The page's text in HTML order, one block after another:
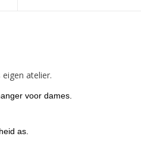
atelier.
voor dames.
as.